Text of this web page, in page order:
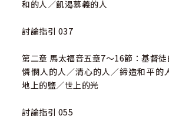
和的人／飢渴慕義的人
討論指引 037
第二章 馬太福音五章7～16節：基督
憐憫人的人／清心的人／締造和平的
地上的鹽／世上的光
討論指引 055